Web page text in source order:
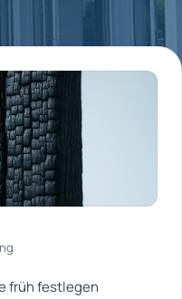
früh festlegen